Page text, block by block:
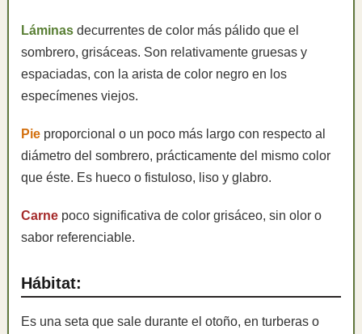
Láminas decurrentes de color más pálido que el
sombrero, grisáceas. Son relativamente gruesas y
espaciadas, con la arista de color negro en los
especímenes viejos.
Pie proporcional o un poco más largo con respecto al
diámetro del sombrero, prácticamente del mismo color
que éste. Es hueco o fistuloso, liso y glabro.
Carne poco significativa de color grisáceo, sin olor o
sabor referenciable.
Hábitat:
Es una seta que sale durante el otoño, en turberas o